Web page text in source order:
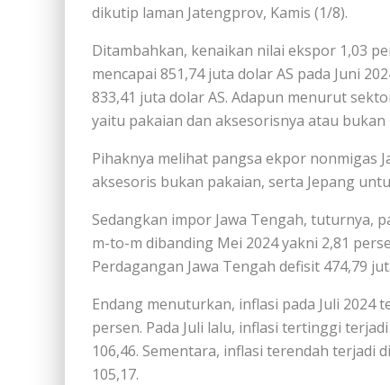
dikutip laman Jatengprov, Kamis (1/8).
Ditambahkan, kenaikan nilai ekspor 1,03
mencapai 851,74 juta dolar AS pada Juni
833,41 juta dolar AS. Adapun menurut
yaitu pakaian dan aksesorisnya atau bukan
Pihaknya melihat pangsa ekpor nonmigas
aksesoris bukan pakaian, serta Jepang
Sedangkan impor Jawa Tengah, tuturnya,
m-to-m dibanding Mei 2024 yakni 2,81
Perdagangan Jawa Tengah defisit 474,79
Endang menuturkan, inflasi pada Juli 2024
persen. Pada Juli lalu, inflasi tertinggi
106,46. Sementara, inflasi terendah terjadi
105,17.